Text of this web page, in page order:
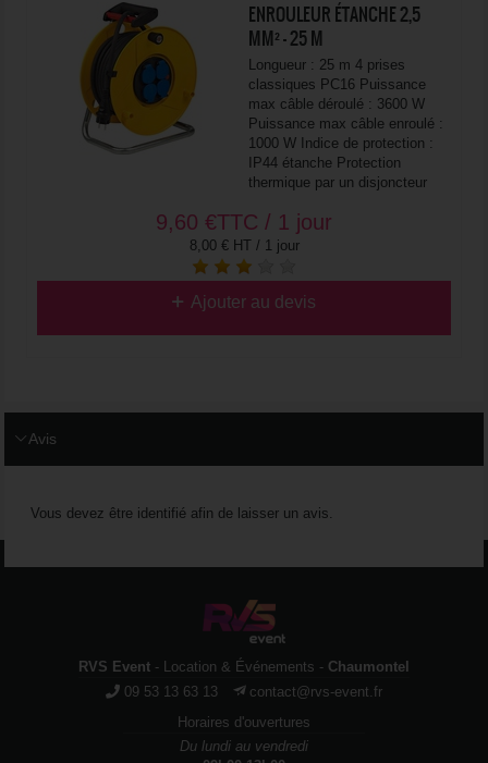
ENROULEUR ÉTANCHE 2,5
MM² - 25 M
Longueur : 25 m 4 prises
classiques PC16 Puissance
max câble déroulé : 3600 W
Puissance max câble enroulé :
1000 W Indice de protection :
IP44 étanche Protection
thermique par un disjoncteur
9,60 €TTC / 1 jour
8,00 € HT / 1 jour
Ajouter au devis
Avis
Vous devez être identifié afin de laisser un avis.
RVS Event - Location & Événements - Chaumontel
09 53 13 63 13
contact@rvs-event.fr
Horaires d'ouvertures
Du lundi au vendredi